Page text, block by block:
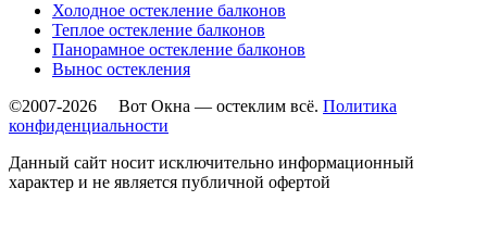
Холодное остекление балконов
Теплое остекление балконов
Панорамное остекление балконов
Вынос остекления
©2007-2026 Вот Окна — остеклим всё. Политика
конфиденциальности
Данный сайт носит исключительно информационный
характер и не является публичной офертой